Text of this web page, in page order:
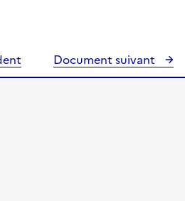
Document suivant